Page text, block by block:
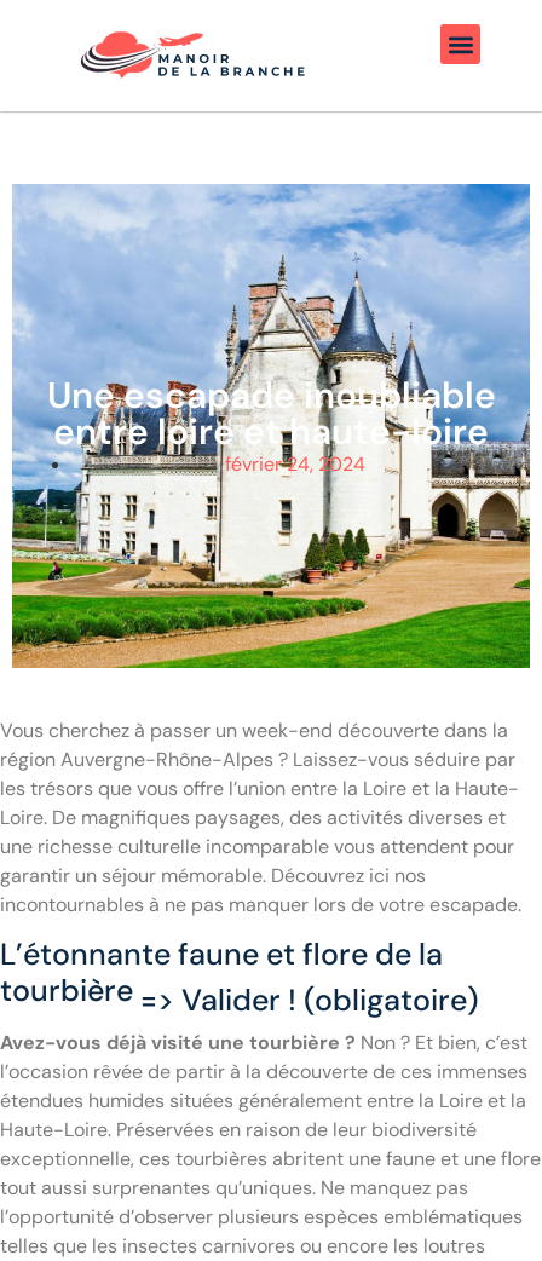
Une escapade inoubliable
entre loire et haute-loire
février 24, 2024
Vous cherchez à passer un week-end découverte dans la
région Auvergne-Rhône-Alpes ? Laissez-vous séduire par
les trésors que vous offre l’union entre la Loire et la Haute-
Loire. De magnifiques paysages, des activités diverses et
une richesse culturelle incomparable vous attendent pour
garantir un séjour mémorable. Découvrez ici nos
incontournables à ne pas manquer lors de votre escapade.
L’étonnante faune et flore de la
tourbière => Valider ! (obligatoire)
Avez-vous déjà visité une tourbière ? Non ? Et bien, c’est
l’occasion rêvée de partir à la découverte de ces immenses
étendues humides situées généralement entre la Loire et la
Haute-Loire. Préservées en raison de leur biodiversité
exceptionnelle, ces tourbières abritent une faune et une flore
tout aussi surprenantes qu’uniques. Ne manquez pas
l’opportunité d’observer plusieurs espèces emblématiques
telles que les insectes carnivores ou encore les loutres